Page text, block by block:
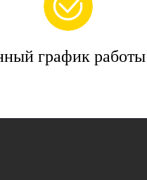
график